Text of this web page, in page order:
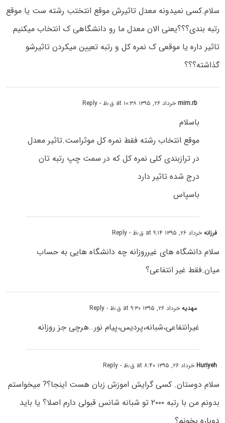
سلام.کسی نمیدونه معدل تاثیرش موقع انتختب رشته ست یا موقع
رتبه بندی؟؟؟یعنی الان معدل ما رو دانشگاهی ک انتخاب میکنیم
تاثیر داره یا موقعی ک نمره کل و رتبه تعیین میکردن تاثیرشو
گذاشته؟؟؟
mim.rbخرداد ۲۶, ۱۳۹۵ at ۱۰:۳۸ ق٫ظ - Reply
باسلام
موقع انتخاب رشته فقط نمره کل موثراست.تاثیر معدل
در ترازبندی کلی نمره کل که در سمت چپ رتبه تان
درج شده تاثیر دارد
باسپاس
فرزانهخرداد ۲۶, ۱۳۹۵ at ۹:۱۴ ق٫ظ - Reply
سلام دانشگاه های غیرروزانه چه دانشگاه هایی به حساب
میان.فقط غیر انتفاعی؟
مهدیهخرداد ۲۶, ۱۳۹۵ at ۹:۳۰ ق٫ظ - Reply
غیرانتفاعی،شبانه،پردیس،پیام نور‌‌‌…هرچی جز روزانه
Huriyehخرداد ۲۶, ۱۳۹۵ at ۸:۴۰ ق٫ظ - Reply
سلام دوستان. کسی گرایش اموزش زبان هست اینجا؟? میخواستم
بدونم من با رتبه ۲۰۰۰ تو شبانه شانس قبولی دارم اصلا؟ یا باید